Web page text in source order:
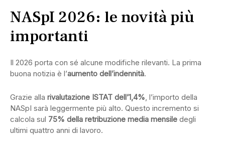
NASpI 2026: le novità più
importanti
Il 2026 porta con sé alcune modifiche rilevanti. La prima
buona notizia è l’aumento dell’indennità.
Grazie alla rivalutazione ISTAT dell’1,4% , l’importo della
NASpI sarà leggermente più alto. Questo incremento si
calcola sul 75% della retribuzione media mensile degli
ultimi quattro anni di lavoro.